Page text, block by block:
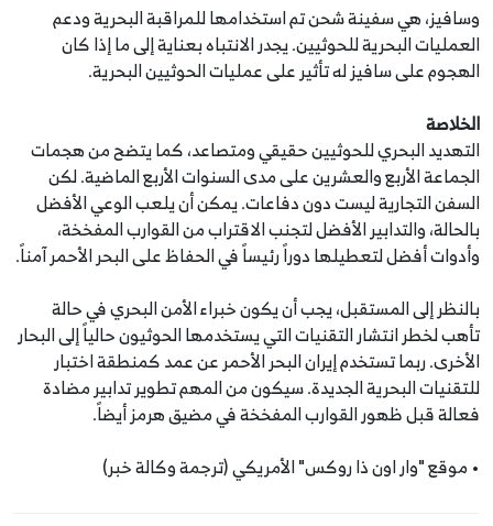
وسافيز، هي سفينة شحن تم استخدامها للمراقبة البحرية ودعم
العمليات البحرية للحوثيين. يجدر الانتباه بعناية إلى ما إذا كان
الهجوم على سافيز له تأثير على عمليات الحوثيين البحرية.
الخلاصة
التهديد البحري للحوثيين حقيقي ومتصاعد، كما يتضح من هجمات
الجماعة الأربع والعشرين على مدى السنوات الأربع الماضية. لكن
السفن التجارية ليست دون دفاعات. يمكن أن يلعب الوعي الأفضل
بالحالة، والتدابير الأفضل لتجنب الاقتراب من القوارب المفخخة،
وأدوات أفضل لتعطيلها دوراً رئيساً في الحفاظ على البحر الأحمر آمناً.
بالنظر إلى المستقبل، يجب أن يكون خبراء الأمن البحري في حالة
تأهب لخطر انتشار التقنيات التي يستخدمها الحوثيون حالياً إلى البحار
الأخرى. ربما تستخدم إيران البحر الأحمر عن عمد كمنطقة اختبار
للتقنيات البحرية الجديدة. سيكون من المهم تطوير تدابير مضادة
فعالة قبل ظهور القوارب المفخخة في مضيق هرمز أيضاً.
• موقع "وار اون ذا روكس" الأمريكي (ترجمة وكالة خبر)